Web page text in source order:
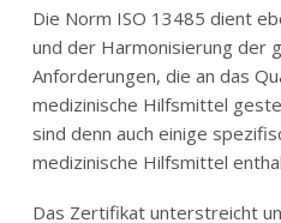
Die Norm ISO 13485 dient
und der Harmonisierung der
Anforderungen, die an das
medizinische Hilfsmittel
sind denn auch einige
medizinische Hilfsmittel
Das Zertifikat unterstreicht